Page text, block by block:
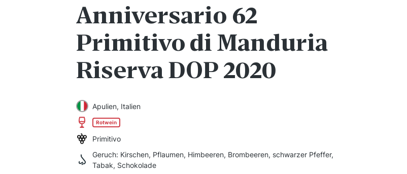
Anniversario 62
Primitivo di Manduria
Riserva DOP 2020
Apulien, Italien
Rotwein
Primitivo
Geruch: Kirschen, Pflaumen, Himbeeren, Brombeeren, schwarzer Pfeffer,
Tabak, Schokolade